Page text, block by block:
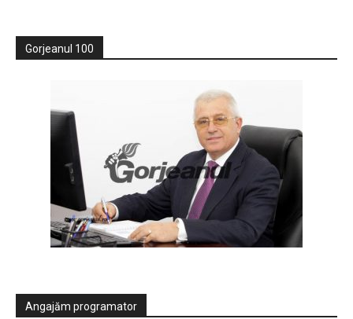
Gorjeanul 100
Angajăm programator